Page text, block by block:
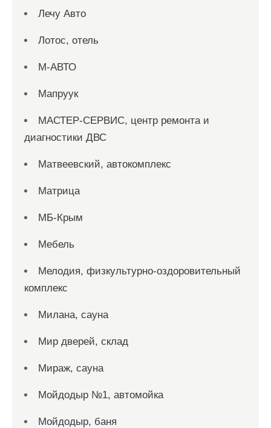
Лечу Авто
Лотос, отель
М-АВТО
Мапруук
МАСТЕР-СЕРВИС, центр ремонта и
диагностики ДВС
Матвеевский, автокомплекс
Матрица
МБ-Крым
Мебель
Мелодия, физкультурно-оздоровительный
комплекс
Милана, сауна
Мир дверей, склад
Мираж, сауна
Мойдодыр №1, автомойка
Мойдодыр, баня